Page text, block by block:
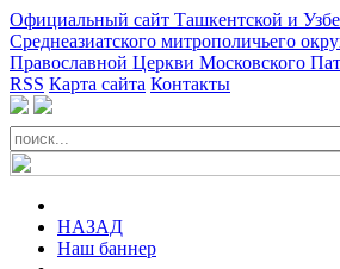
Официальный сайт Ташкентской и
Среднеазиатского митрополичьего
Православной Церкви Московского
RSS Карта сайта Контакты
НАЗАД
Наш баннер